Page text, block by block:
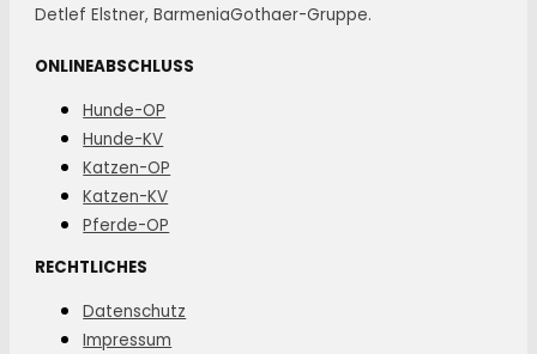
Detlef Elstner, BarmeniaGothaer-Gruppe.
ONLINEABSCHLUSS
Hunde-OP
Hunde-KV
Katzen-OP
Katzen-KV
Pferde-OP
RECHTLICHES
Datenschutz
Impressum